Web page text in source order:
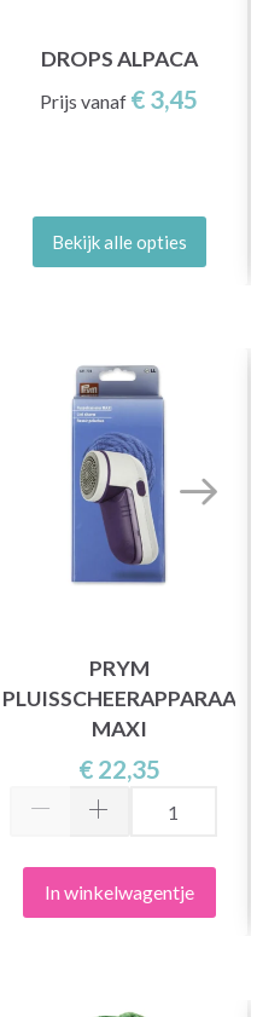
DROPS ALPACA
Prijs vanaf € 3,45
Bekijk alle opties
PRYM
PLUISSCHEERAPPARAAT
MAXI
€ 22,35
In winkelwagentje